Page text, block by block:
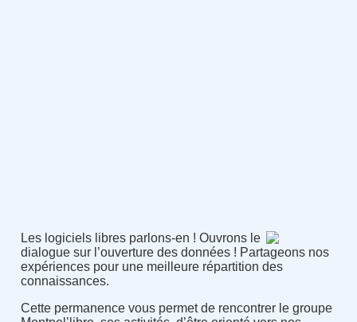
Les logiciels libres parlons-en ! Ouvrons le
dialogue sur l’ouverture des données ! Partageons nos
expériences pour une meilleure répartition des
connaissances.
Cette permanence vous permet de rencontrer le groupe